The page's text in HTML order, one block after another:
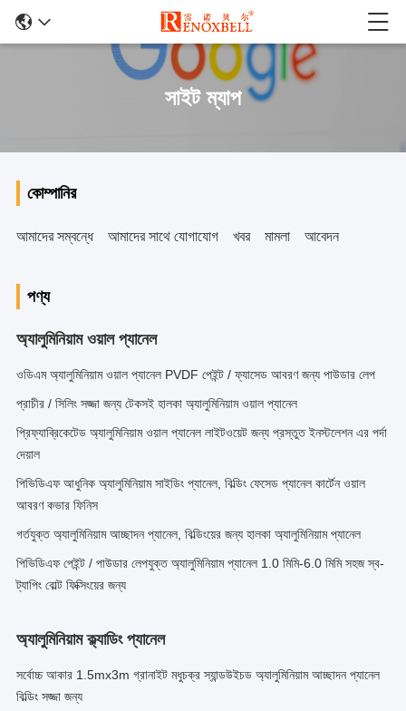
সাইট ম্যাপ
কোম্পানির
আমাদের সম্বন্ধে আমাদের সাথে যোগাযোগ খবর মামলা আবেদন
পণ্য
অ্যালুমিনিয়াম ওয়াল প্যানেল
ওডিএম অ্যালুমিনিয়াম ওয়াল প্যানেল PVDF পেইন্ট / ফ্যাসেড আবরণ জন্য পাউডার লেপ
প্রাচীর / সিলিং সজ্জা জন্য টেকসই হালকা অ্যালুমিনিয়াম ওয়াল প্যানেল
প্রিফ্যাব্রিকেটেড অ্যালুমিনিয়াম ওয়াল প্যানেল লাইটওয়েট জন্য প্রস্তুত ইনস্টলেশন এর পর্দা
দেয়াল
পিভিডিএফ আধুনিক অ্যালুমিনিয়াম সাইডিং প্যানেল, বিল্ডিং ফেসেড প্যানেল কার্টেন ওয়াল
আবরণ কভার ফিনিস
গর্তযুক্ত অ্যালুমিনিয়াম আচ্ছাদন প্যানেল, বিল্ডিংয়ের জন্য হালকা অ্যালুমিনিয়াম প্যানেল
পিভিডিএফ পেইন্ট / পাউডার লেপযুক্ত অ্যালুমিনিয়াম প্যানেল 1.0 মিমি-6.0 মিমি সহজ স্ব-
ট্যাপিং বোল্ট ফিক্সিংয়ের জন্য
অ্যালুমিনিয়াম ক্ল্যাডিং প্যানেল
সর্বোচ্চ আকার 1.5mx3m গ্রানাইট মধুচক্র স্যান্ডউইচড অ্যালুমিনিয়াম আচ্ছাদন প্যানেল
বিল্ডিং সজ্জা জন্য